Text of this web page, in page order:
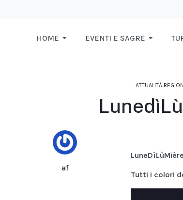
HOME EVENTI E SAGRE
ATTUALITÀ
af
Lune
Tutti i colori